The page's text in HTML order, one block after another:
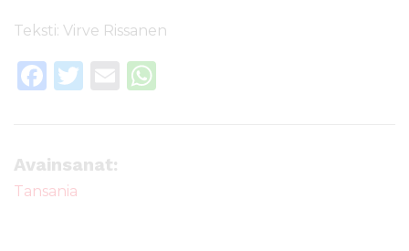
Teksti: Virve Rissanen
F
e
b
T
te
E
Avainsanat:
Tansania